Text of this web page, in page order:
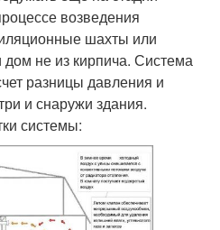
возведения
шахты или
не из кирпича. Система
разницы давления и
и снаружи здания.
системы: